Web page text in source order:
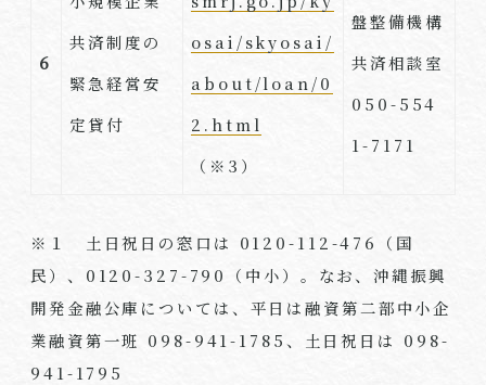
6
共済制度の
緊急経営安
定貸付
osai/skyosai/
about/loan/0
2.html
（※3）
盤整備機構
共済相談室
050-554
1-7171
※１ 土日祝日の窓口は 0120-112-476（国
民）、0120-327-790（中小）。なお、沖縄振興
開発金融公庫については、平日は融資第二部中小企
業融資第一班 098-941-1785、土日祝日は 098-
941-1795